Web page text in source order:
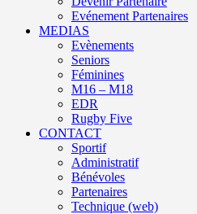
Evénement Partenaires
MEDIAS
Evènements
Seniors
Féminines
M16 – M18
EDR
Rugby Five
CONTACT
Sportif
Administratif
Bénévoles
Partenaires
Technique (web)